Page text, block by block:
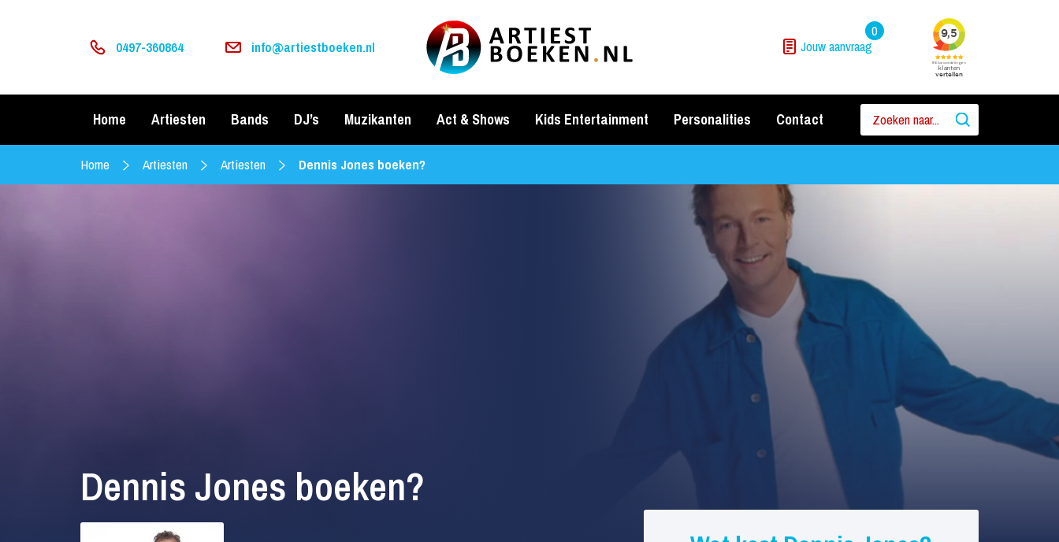
0497-360864 info@artiestboeken.nl Jouw aanvraag
0
Home Artiesten Bands DJ’s Muzikanten Act & Shows Kids Entertainment Personalities Contact
Home Artiesten Artiesten Dennis Jones boeken?
Dennis Jones boeken?